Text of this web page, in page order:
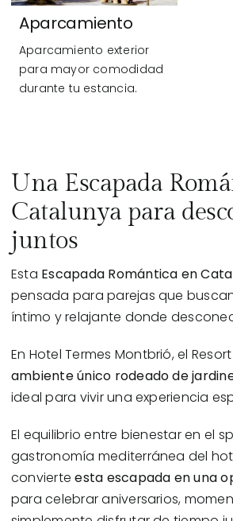
Aparcamiento
Aparcamiento exterior
para mayor comodidad
durante tu estancia.
Una Escapada
Catalunya para
juntos
Esta Escapada Romántica en
pensada para parejas que
íntimo y relajante donde
En Hotel Termes Montbrió, el
ambiente único rodeado de
ideal para vivir una experiencia
El equilibrio entre bienestar en el
gastronomía mediterránea del
convierteesta escapada en una
para celebrar aniversarios,